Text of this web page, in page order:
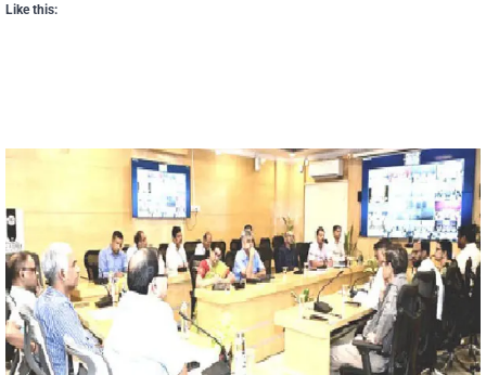
Like this: